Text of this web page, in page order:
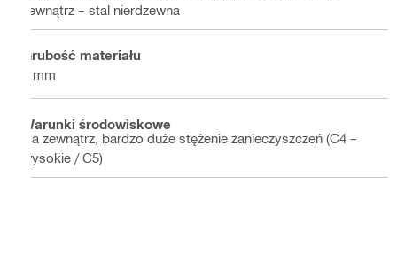
zewnątrz – stal nierdzewna
Grubość materiału
6 mm
Warunki środowiskowe
Na zewnątrz, bardzo duże stężenie zanieczyszczeń (C4 –
wysokie / C5)